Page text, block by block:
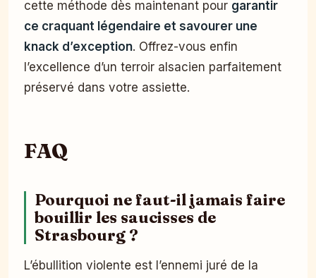
cette méthode dès maintenant pour garantir
ce craquant légendaire et savourer une
knack d’exception. Offrez-vous enfin
l’excellence d’un terroir alsacien parfaitement
préservé dans votre assiette.
FAQ
Pourquoi ne faut-il jamais faire
bouillir les saucisses de
Strasbourg ?
L’ébullition violente est l’ennemi juré de la